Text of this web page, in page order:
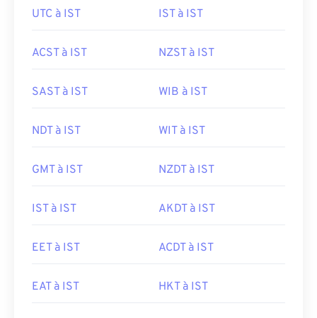
UTC à IST IST à IST
ACST à IST NZST à IST
SAST à IST WIB à IST
NDT à IST WIT à IST
GMT à IST NZDT à IST
IST à IST AKDT à IST
EET à IST ACDT à IST
EAT à IST HKT à IST